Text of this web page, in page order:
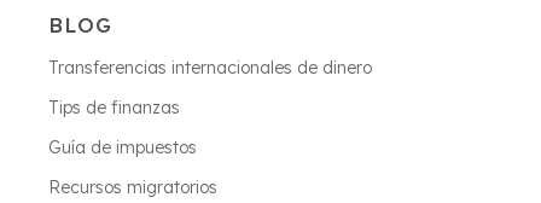
BLOG
Transferencias internacionales de dinero
Tips de finanzas
Guía de impuestos
Recursos migratorios